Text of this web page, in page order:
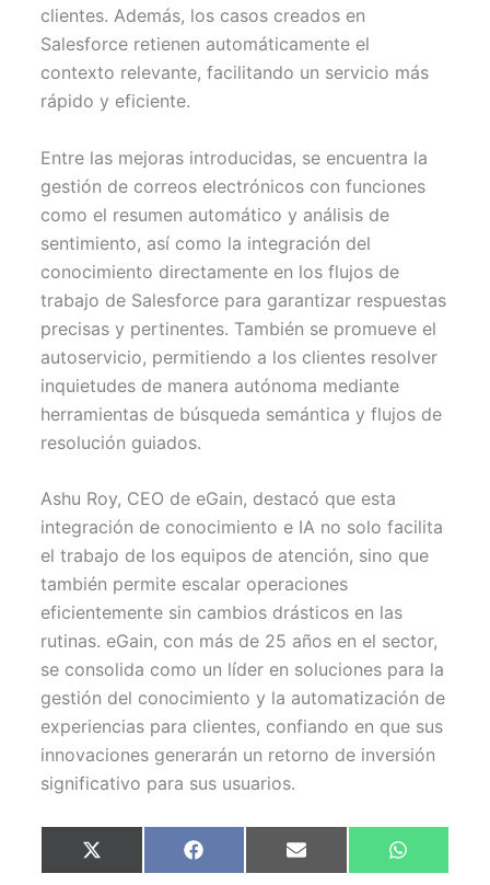
clientes. Además, los casos creados en
Salesforce retienen automáticamente el
contexto relevante, facilitando un servicio más
rápido y eficiente.
Entre las mejoras introducidas, se encuentra la
gestión de correos electrónicos con funciones
como el resumen automático y análisis de
sentimiento, así como la integración del
conocimiento directamente en los flujos de
trabajo de Salesforce para garantizar respuestas
precisas y pertinentes. También se promueve el
autoservicio, permitiendo a los clientes resolver
inquietudes de manera autónoma mediante
herramientas de búsqueda semántica y flujos de
resolución guiados.
Ashu Roy, CEO de eGain, destacó que esta
integración de conocimiento e IA no solo facilita
el trabajo de los equipos de atención, sino que
también permite escalar operaciones
eficientemente sin cambios drásticos en las
rutinas. eGain, con más de 25 años en el sector,
se consolida como un líder en soluciones para la
gestión del conocimiento y la automatización de
experiencias para clientes, confiando en que sus
innovaciones generarán un retorno de inversión
significativo para sus usuarios.
Compartir
en
X
(
Compartir
en
F
a
Compartir
en
E
m
Compartir
en
W
h